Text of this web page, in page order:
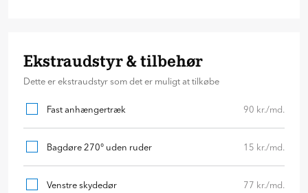
Ekstraudstyr & tilbehør
Dette er ekstraudstyr som det er muligt at tilkøbe
Fast anhængertræk 90 kr./md.
Bagdøre 270° uden ruder 15 kr./md.
Venstre skydedør 77 kr./md.